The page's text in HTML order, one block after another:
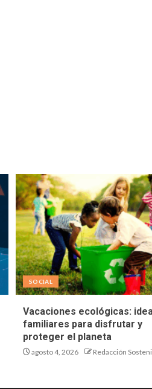
SOCIAL
Vacaciones ecológicas:
familiares para disfrutar y
proteger el planeta
agosto 4, 2026 Redacción